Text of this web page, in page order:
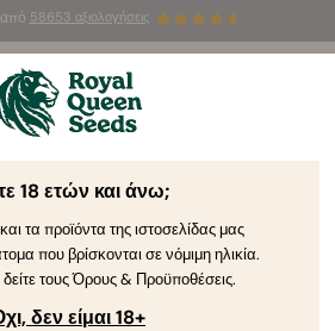
58653 αξιολογήσεις
Sales : Έως και -50%
προϊόντα! ⏤
18 ετών και άνω;
τα προϊόντα της ιστοσελίδας μας
που βρίσκονται σε νόμιμη ηλικία.
τους Όρους & Προϋποθέσεις.
δεν είμαι 18+